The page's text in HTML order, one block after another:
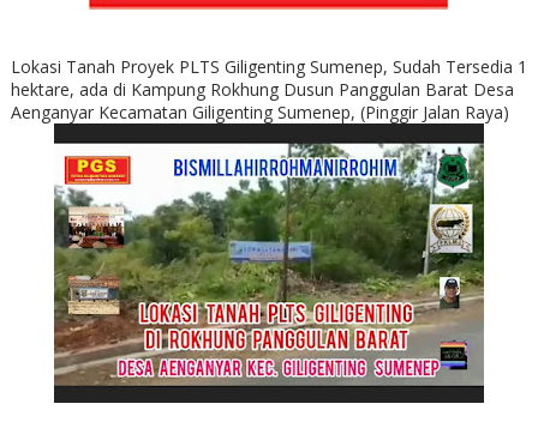
Lokasi Tanah Proyek PLTS Giligenting Sumenep, Sudah Tersedia 1
hektare, ada di Kampung Rokhung Dusun Panggulan Barat Desa
Aenganyar Kecamatan Giligenting Sumenep, (Pinggir Jalan Raya)